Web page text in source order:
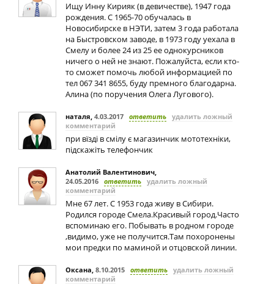
Ищу Инну Кирияк (в девичестве), 1947 года
рождения. С 1965-70 обучалась в
Новосибирске в НЭТИ, затем 3 года работала
на Быстровском заводе, в 1973 году уехала в
Смелу и более 24 из 25 ее однокурсников
ничего о ней не знают. Пожалуйста, если кто-
то сможет помочь любой информацией по
тел 067 341 8655, буду премного благодарна.
Алина (по поручения Олега Лугового).
наталя, 4.03.2017 ответить удалить ложный
комментарий
при вїзді в смілу є магазинчик мототехніки,
підскажіть телефончик
Анатолий Валентинович,
24.05.2016 ответить удалить ложный
комментарий
Мне 67 лет. C 1953 года живу в Сибири.
Родился городе Смела.Красивый город.Часто
вспоминаю его. Побывать в родном городе
,видимо, уже не получится.Там похоронены
мои предки по маминой и отцовской линии.
Оксана, 8.10.2015 ответить удалить ложный
комментарий